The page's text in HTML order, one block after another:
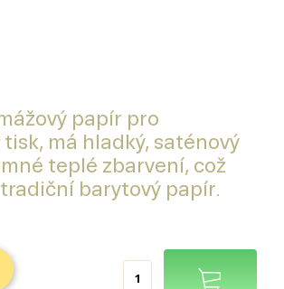
papír pro
má hladký, saténový
teplé zbarvení, což
barytový papír.